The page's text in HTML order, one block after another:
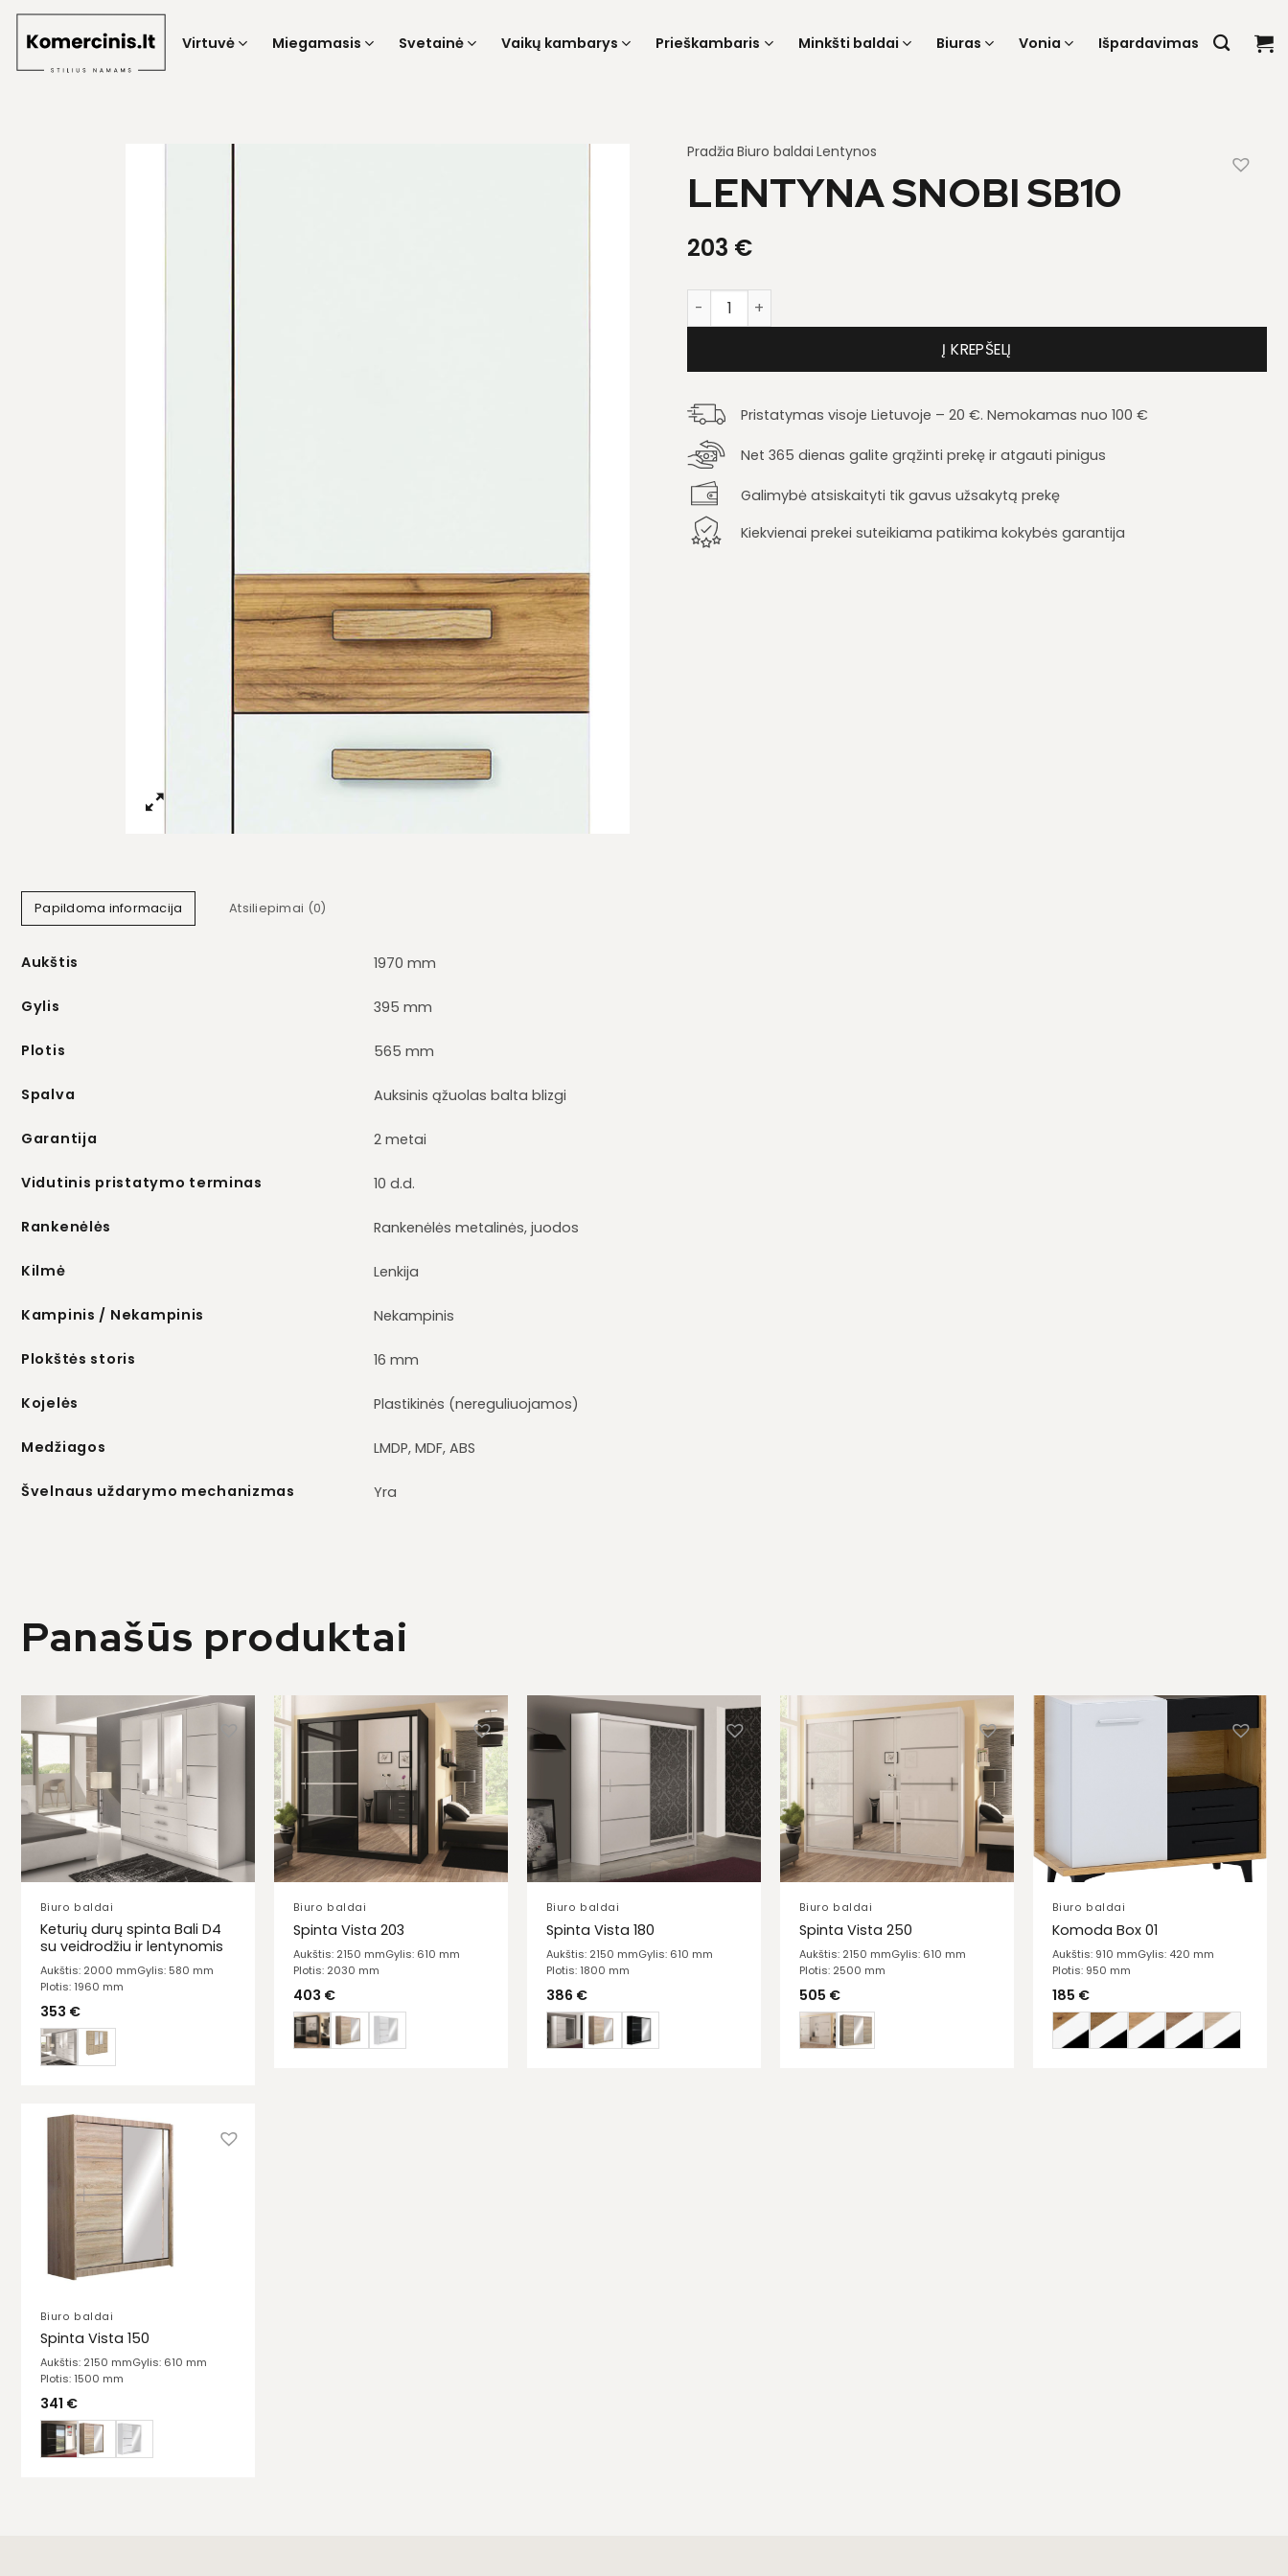
Skip
Virtuvė Miegamasis Svetainė Vaikų kambarys Prieškambaris Minkšti baldai Biuras Vonia Išpardavimas
Papildoma informacija Atsiliepimai (0)
Aukštis 1970 mm
Gylis 395 mm
Plotis 565 mm
Spalva Auksinis ąžuolas balta blizgi
Garantija 2 metai
Vidutinis pristatymo terminas 10 d.d.
Rankenėlės Rankenėlės metalinės, juodos
Kilmė Lenkija
Kampinis / Nekampinis Nekampinis
Plokštės storis 16 mm
Kojelės Plastikinės (nereguliuojamos)
Medžiagos LMDP, MDF, ABS
Švelnaus uždarymo mechanizmas Yra
Pradžia Biuro baldai Lentynos
LENTYNA SNOBI SB10
203 €
produkto kiekis: Lentyna Snobi SB10
Į KREPŠELĮ
Pristatymas visoje Lietuvoje – 20 €. Nemokamas nuo 100 €
Net 365 dienas galite grąžinti prekę ir atgauti pinigus
Galimybė atsiskaityti tik gavus užsakytą prekę
Kiekvienai prekei suteikiama patikima kokybės garantija
Panašūs produktai
Biuro baldai
Keturių durų spinta Bali D4
su veidrodžiu ir lentynomis
Aukštis: 2000 mmGylis: 580 mm
Plotis: 1960 mm
353 €
Biuro baldai
Spinta Vista 203
Aukštis: 2150 mmGylis: 610 mm
Plotis: 2030 mm
403 €
Biuro baldai
Spinta Vista 180
Aukštis: 2150 mmGylis: 610 mm
Plotis: 1800 mm
386 €
Biuro baldai
Spinta Vista 250
Aukštis: 2150 mmGylis: 610 mm
Plotis: 2500 mm
505 €
Biuro baldai
Komoda Box 01
Aukštis: 910 mmGylis: 420 mm
Plotis: 950 mm
185 €
Biuro baldai
Spinta Vista 150
Aukštis: 2150 mmGylis: 610 mm
Plotis: 1500 mm
341 €